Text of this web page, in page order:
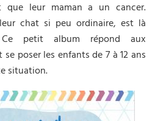
que leur maman a un cancer.
chat si peu ordinaire, est là
petit album répond aux
poser les enfants de 7 à 12 ans
situation.